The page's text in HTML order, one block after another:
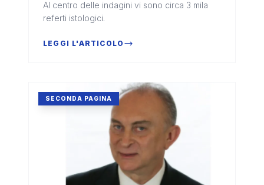
efficaci”
Al centro delle indagini vi sono circa 3 mila
referti istologici.
LEGGI L'ARTICOLO
SECONDA PAGINA